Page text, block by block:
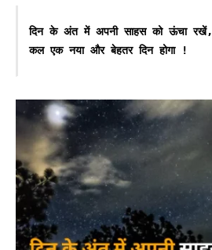
दिन के अंत में अपनी साहस को ऊंचा रखें,
कल एक नया और बेहतर दिन होगा !